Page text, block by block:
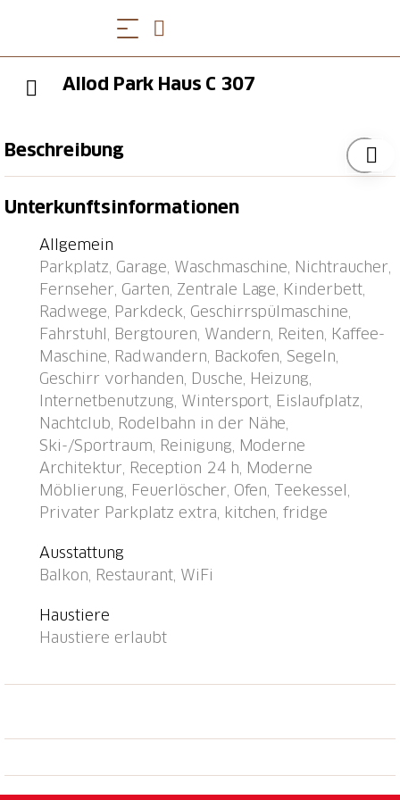
Allod Park Haus C 307
Beschreibung
Park", 1'560 m.ü.M.. Im Ortszentrum, 700 m vom
Mitbenutzung: Park. Im Hause: Empfang, Restaurant,
Bar, Wireless LAN, Fahrstuhl, Skiraum,
Zentralheizung, Waschmaschine (extra),
Wäschetrockner (zur Mitbenutzung, extra),
Trockenraum, Skischuhtrockner. Wäschewechsel
(zusätzlich extra). Handtuchwechsel (zusätzlich extra).
Wohnungsreinigung möglich (extra). Zufahrt bis zum
Haus. Parkplatz (extra), Gemeinschaftsgarage (extra).
Maße: Höhe 200 cm. Supermarkt 800 m,
Einkaufszentrum 400 m, Restaurant 10 m, Bäckerei
300 m, Bushaltestelle "Kongresszentrum" 100 m,
Bahnstation "Davos-Platz" 1.2 km, Park "Kurpark" 50
m, Freibad, Hallenbad 200 m, Strandbad 3.1 km,
Badesee 2.7 km, See Davoser See 2.7 km. Golfplatz
(18 Loch) 2 km, Surfschule 3.1 km, Segelschule 3.1
km, Tennis 4 km, Tennishalle 4 km, Minigolf 400 m,
Reitstall 5 km, Sportzentrum 200 m, Wanderwege ab
Haus, Radweg 400 m, Luftseilbahn 1.5 km,
200 m, Kinderspielplatz 50 m. Nahe gelegene
Unterkunftsinformationen
Allgemein
Parkplatz, Garage, Waschmaschine, Nichtraucher,
Fernseher, Garten, Zentrale Lage, Kinderbett,
Radwege, Parkdeck, Geschirrspülmaschine,
Fahrstuhl, Bergtouren, Wandern, Reiten, Kaffee-
Maschine, Radwandern, Backofen, Segeln,
Geschirr vorhanden, Dusche, Heizung,
Internetbenutzung, Wintersport, Eislaufplatz,
Nachtclub, Rodelbahn in der Nähe,
Ski-/Sportraum, Reinigung, Moderne
Architektur, Reception 24 h, Moderne
Möblierung, Feuerlöscher, Ofen, Teekessel,
Privater Parkplatz extra, kitchen, fridge
Ausstattung
Balkon, Restaurant, WiFi
Haustiere
Haustiere erlaubt